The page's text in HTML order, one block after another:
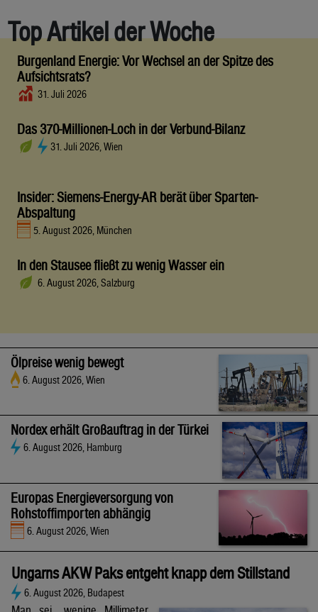
Top Artikel der Woche
Burgenland Energie: Vor Wechsel an der Spitze des
Aufsichtsrats?
31. Juli 2026
Das 370-Millionen-Loch in der Verbund-Bilanz
31. Juli 2026, Wien
Insider: Siemens-Energy-AR berät über Sparten-
Abspaltung
5. August 2026, München
In den Stausee fließt zu wenig Wasser ein
6. August 2026, Salzburg
Ölpreise wenig bewegt
6. August 2026, Wien
Nordex erhält Großauftrag in der Türkei
6. August 2026, Hamburg
Europas Energieversorgung von
Rohstoffimporten abhängig
6. August 2026, Wien
Ungarns AKW Paks entgeht knapp dem Stillstand
6. August 2026, Budapest